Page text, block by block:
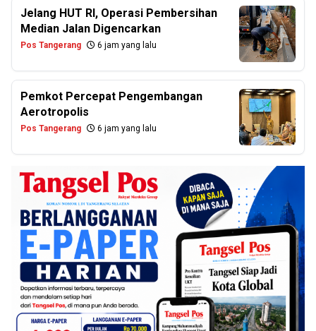
Jelang HUT RI, Operasi Pembersihan
Median Jalan Digencarkan
Pos Tangerang 6 jam yang lalu
Pemkot Percepat Pengembangan
Aerotropolis
Pos Tangerang 6 jam yang lalu